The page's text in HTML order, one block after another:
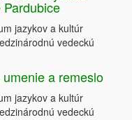
jazykov a kultúr
vedeckú
a remeslo
jazykov a kultúr
vedeckú